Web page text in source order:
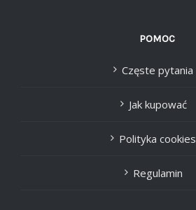
POMOC
Częste pytania
Jak kupować
Polityka cookies
Regulamin